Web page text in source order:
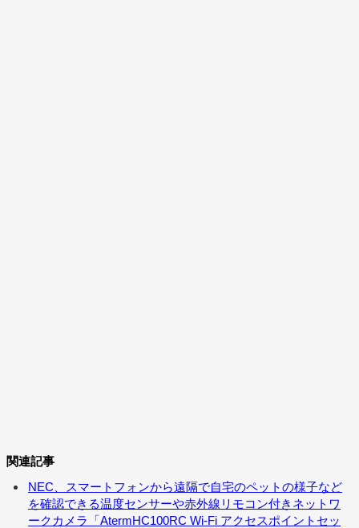
関連記事
NEC、スマートフォンから遠隔で自宅のペットの様子など
を確認できる温度センサーや赤外線リモコン付きネットワ
ークカメラ「AtermHC100RC Wi-Fi アクセスポイントセッ